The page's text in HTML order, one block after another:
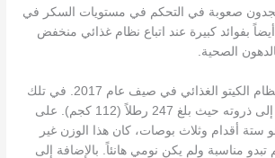
صعوبة في التحكم في مستويات السكر في
بفوائد كبيرة عند اتباع نظام غذائي منخفض
الصحية.
لقد خضعت شخصياً لنظام الكيتو الغذائي في صيف عام 2017. في تلك
المرحلة، وصل وزني إلى ذروته حيث بلغ 247 رطلاً (112 كجم). على
ستة أقدام وثلاث بوصات، كان هذا الوزن غير
مناسبة ولم يكن نومي هانئاً. بالإضافة إلى